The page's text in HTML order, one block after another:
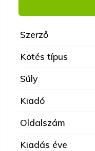
Szerző
Kötés típus
Súly
Kiadó
Oldalszám
Kiadás éve